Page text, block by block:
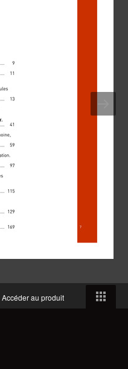
Accéder au produit